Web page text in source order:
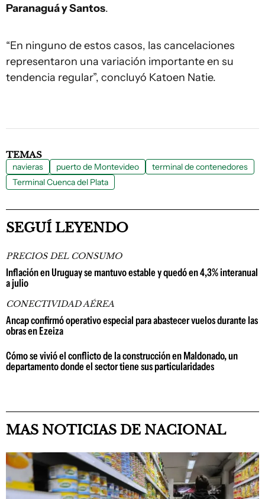
Paranaguá y Santos.
“En ninguno de estos casos, las cancelaciones
representaron una variación importante en su
tendencia regular”, concluyó Katoen Natie.
TEMAS
navieras puerto de Montevideo
terminal de contenedores
Terminal Cuenca del Plata
SEGUÍ LEYENDO
PRECIOS DEL CONSUMO
Inflación en Uruguay se mantuvo estable y quedó en 4,3% interanual
a julio
CONECTIVIDAD AÉREA
Ancap confirmó operativo especial para abastecer vuelos durante las
obras en Ezeiza
Cómo se vivió el conflicto de la construcción en Maldonado, un
departamento donde el sector tiene sus particularidades
MAS NOTICIAS DE NACIONAL